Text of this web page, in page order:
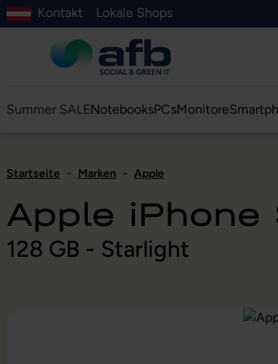
springen
Suche springen
Zur Hauptnavigation springen
Zur Navigation der B2B-Plattform springen
Kontakt Lokale Shops
Summer SALENotebooksPCsMonitore
Startseite - Marken - Apple
Apple iPhone
128 GB - Starlight